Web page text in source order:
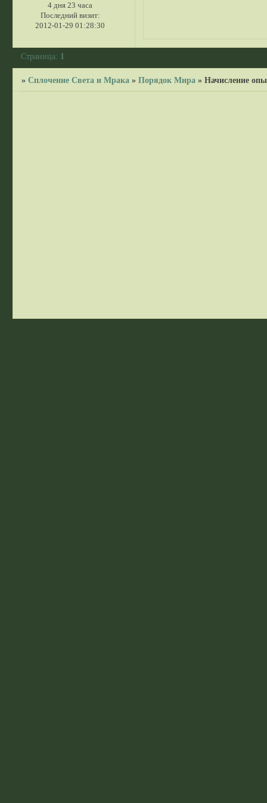
4 дня 23 часа
Последний визит:
2012-01-29 01:28:30
Страница: 1
»Сплочение Света и Мрака »Порядок Мира »Начисление